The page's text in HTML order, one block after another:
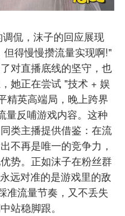
侃，沫子的回应展现
得慢慢攒流量实现啊!"
对直播底线的坚守，也
她正在尝试 "技术 + 娱
精英高端局，晚上跨界
量反哺游戏内容。​这种
类主播提供借鉴：在流
不再是唯一的竞争力，
势。正如沫子在粉丝群
远对准的是游戏里的敌
准流量节奏，又不丢失
站稳脚跟。​